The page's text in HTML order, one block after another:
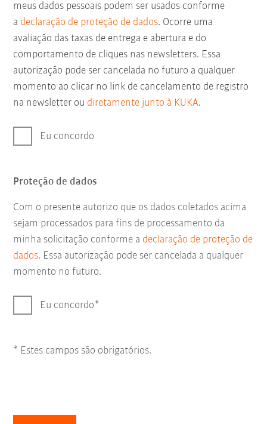
meus dados pessoais podem ser usados conforme
a declaração de proteção de dados. Ocorre uma
avaliação das taxas de entrega e abertura e do
comportamento de cliques nas newsletters. Essa
autorização pode ser cancelada no futuro a qualquer
momento ao clicar no link de cancelamento de registro
na newsletter ou diretamente junto à KUKA.
Eu concordo
Proteção de dados
Com o presente autorizo que os dados coletados acima
sejam processados para fins de processamento da
minha solicitação conforme a declaração de proteção de
dados. Essa autorização pode ser cancelada a qualquer
momento no futuro.
Eu concordo
* Estes campos são obrigatórios.